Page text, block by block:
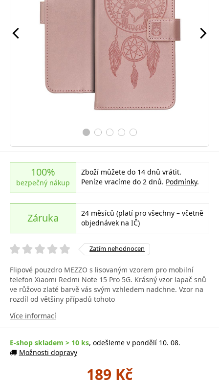
100%
bezpečný nákup
Zboží můžete do 14 dnů vrátit.
Peníze vracíme do 2 dnů. Podmínky.
Záruka
24 měsíců (platí pro všechny – včetně
objednávek na IČ)
Zatím nehodnocen
Flipové pouzdro MEZZO s lisovaným vzorem pro mobilní
telefon Xiaomi Redmi Note 15 Pro 5G. Krásný vzor lapač snů
ve růžovo zlaté barvě vás svým vzhledem nadchne. Vzor na
rozdíl od většiny případů tohoto
Více informací
E-shop skladem > 10 ks, odešleme v pondělí 10. 08.
Možnosti dopravy
189 Kč